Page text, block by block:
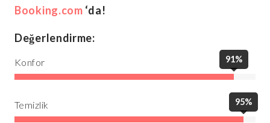
Booking.com ‘da!
Değerlendirme:
Konfor 91%
Temizlik 95%